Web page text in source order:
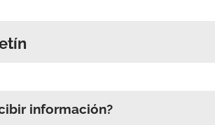
información?